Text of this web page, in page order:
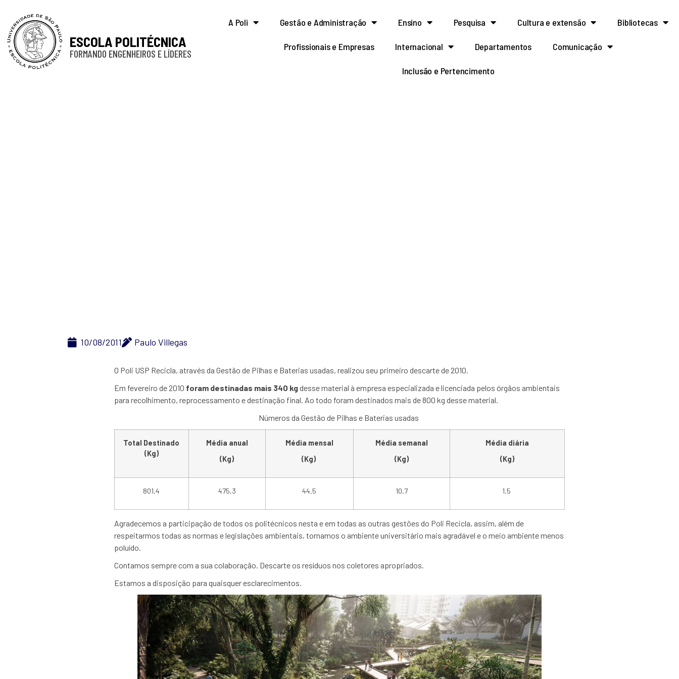
ESCOLA POLITÉCNICA
FORMANDO ENGENHEIROS E LÍDERES
A Poli Gestão e Administração Ensino Pesquisa Cultura e extensão Bibliotecas
Profissionais e Empresas Internacional Departamentos Comunicação
Inclusão e Pertencimento
10/08/2011 Paulo Villegas
O Poli USP Recicla, através da Gestão de Pilhas e Baterias usadas, realizou seu primeiro descarte de 2010.
Em fevereiro de 2010 foram destinadas mais 340 kgdesse material à empresa especializada e licenciada pelos órgãos ambientais
para recolhimento, reprocessamento e destinação final. Ao todo foram destinados mais de 800 kg desse material.
Números da Gestão de Pilhas e Baterias usadas
Total Destinado
(Kg)
Média anual
(Kg)
Média mensal
(Kg)
Média semanal
(Kg)
Média diária
(Kg)
801,4 475,3 44,5 10,7 1,5
Agradecemos a participação de todos os politécnicos nesta e em todas as outras gestões do Poli Recicla, assim, além de
respeitarmos todas as normas e legislações ambientais, tornamos o ambiente universitário mais agradável e o meio ambiente menos
poluído.
Contamos sempre com a sua colaboração. Descarte os resíduos nos coletores apropriados.
Estamos a disposição para quaisquer esclarecimentos.